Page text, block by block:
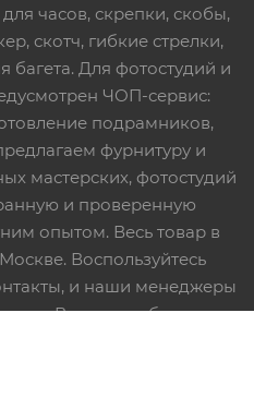
часов, скрепки, скобы,
скотч, гибкие стрелки,
багета. Для фотостудий и
ЧОП-сервис:
подрамников,
фурнитуру и
мастерских, фотостудий
и проверенную
опытом. Весь товар в
Воспользуйтесь
и наши менеджеры
Вам подробнее о